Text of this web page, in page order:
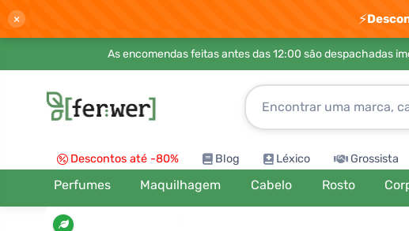
× ⚡
As encomendas feitas antes das 12:00 são despachadas
Descontos até -80% Blog Léxico Grossista
Perfumes Maquilhagem Cabelo Rosto